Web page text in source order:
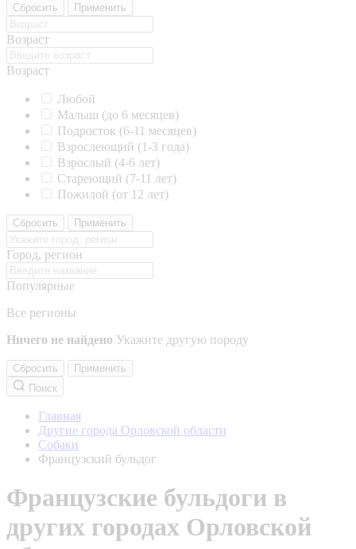
Сбросить Применить
Возраст
Возраст
Любой
Малыш (до 6 месяцев)
Подросток (6-11 месяцев)
Взрослеющий (1-3 года)
Взрослый (4-6 лет)
Стареющий (7-11 лет)
Пожилой (от 12 лет)
Сбросить Применить
Город, регион
Популярные
Все регионы
Ничего не найдено Укажите другую породу
Сбросить
Применить
Поиск
Главная
Другие города Орловской области
Собаки
Французский бульдог
Французские бульдоги в
других городах Орловской